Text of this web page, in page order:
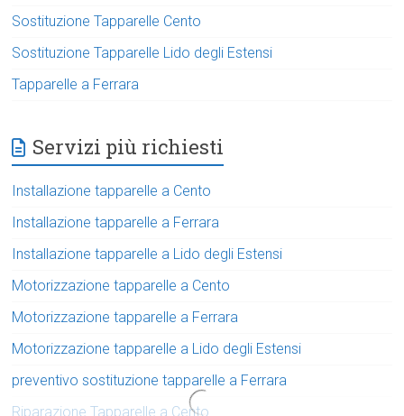
Sostituzione Tapparelle Cento
Sostituzione Tapparelle Lido degli Estensi
Tapparelle a Ferrara
Servizi più richiesti
Installazione tapparelle a Cento
Installazione tapparelle a Ferrara
Installazione tapparelle a Lido degli Estensi
Motorizzazione tapparelle a Cento
Motorizzazione tapparelle a Ferrara
Motorizzazione tapparelle a Lido degli Estensi
preventivo sostituzione tapparelle a Ferrara
Riparazione Tapparelle a Cento